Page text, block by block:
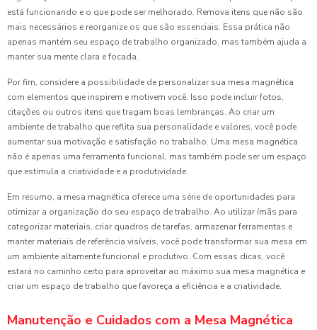
está funcionando e o que pode ser melhorado. Remova itens que não são
mais necessários e reorganize os que são essenciais. Essa prática não
apenas mantém seu espaço de trabalho organizado, mas também ajuda a
manter sua mente clara e focada.
Por fim, considere a possibilidade de personalizar sua mesa magnética
com elementos que inspirem e motivem você. Isso pode incluir fotos,
citações ou outros itens que tragam boas lembranças. Ao criar um
ambiente de trabalho que reflita sua personalidade e valores, você pode
aumentar sua motivação e satisfação no trabalho. Uma mesa magnética
não é apenas uma ferramenta funcional, mas também pode ser um espaço
que estimula a criatividade e a produtividade.
Em resumo, a mesa magnética oferece uma série de oportunidades para
otimizar a organização do seu espaço de trabalho. Ao utilizar ímãs para
categorizar materiais, criar quadros de tarefas, armazenar ferramentas e
manter materiais de referência visíveis, você pode transformar sua mesa em
um ambiente altamente funcional e produtivo. Com essas dicas, você
estará no caminho certo para aproveitar ao máximo sua mesa magnética e
criar um espaço de trabalho que favoreça a eficiência e a criatividade.
Manutenção e Cuidados com a Mesa Magnética